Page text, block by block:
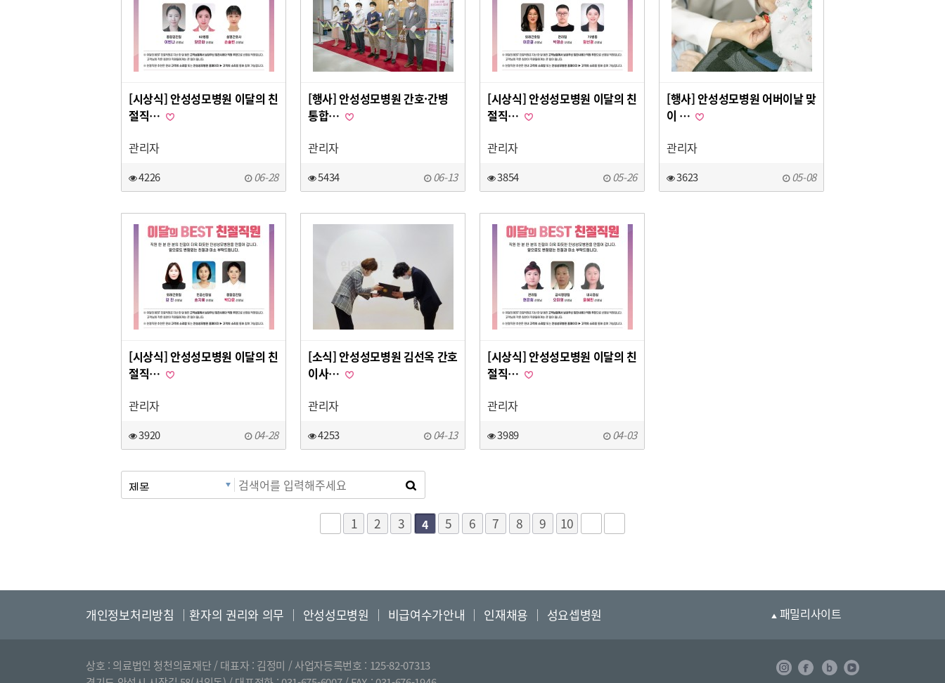
[시상식] 안성성모병원 이달의 친
절직…
관리자
4226 06-28
[행사] 안성성모병원 간호·간병
통합…
관리자
5434 06-13
[시상식] 안성성모병원 이달의 친
절직…
관리자
3854 05-26
[행사] 안성성모병원 어버이날 맞
이 …
관리자
3623 05-08
[시상식] 안성성모병원 이달의 친
절직…
관리자
3920 04-28
[소식] 안성성모병원 김선옥 간호
이사…
관리자
4253 04-13
[시상식] 안성성모병원 이달의 친
절직…
관리자
3989 04-03
1 2 3 4 5 6 7 8 9 10
개인정보처리방침 │환자의 권리와 의무 │ 안성성모병원 │ 비급여수가안내 │ 인재채용 │ 성요셉병원 ▲ 패밀리사이트
상호 : 의료법인 청천의료재단 / 대표자 : 김정미 / 사업자등록번호 : 125-82-07313